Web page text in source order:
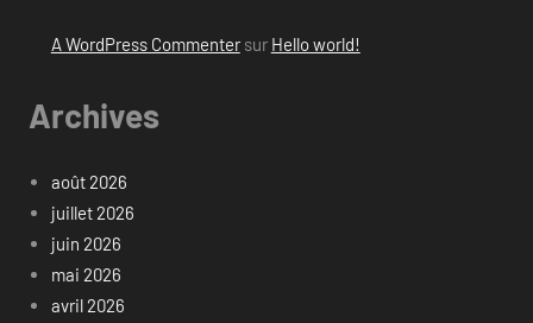
A WordPress Commentersur Hello world!
Archives
août 2026
juillet 2026
juin 2026
mai 2026
avril 2026